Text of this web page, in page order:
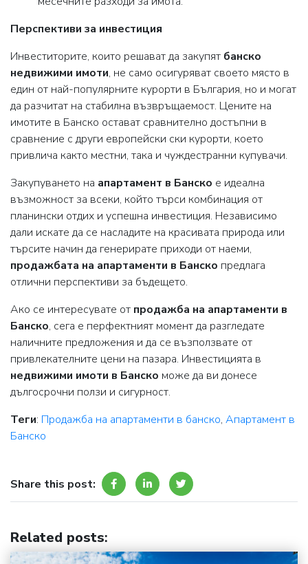
Перспективи за инвестиция
Инвеститорите, които решават да закупят банско
недвижими имоти, не само осигуряват своето място в
един от най-популярните курорти в България, но и могат
да разчитат на стабилна възвръщаемост. Цените на
имотите в Банско остават сравнително достъпни в
сравнение с други европейски ски курорти, което
привлича както местни, така и чуждестранни купувачи.
Закупуването на апартамент в Банско е идеална
възможност за всеки, който търси комбинация от
планински отдих и успешна инвестиция. Независимо
дали искате да се насладите на красивата природа или
търсите начин да генерирате приходи от наеми,
продажбата на апартаменти в Банско предлага
отлични перспективи за бъдещето.
Ако се интересувате от продажба на апартаменти в
Банско, сега е перфектният момент да разгледате
наличните предложения и да се възползвате от
привлекателните цени на пазара. Инвестицията в
недвижими имоти в Банско може да ви донесе
дългосрочни ползи и сигурност.
Теги: Продажба на апартаменти в банско, Апартамент в
Банско
Share this post:
Related posts: